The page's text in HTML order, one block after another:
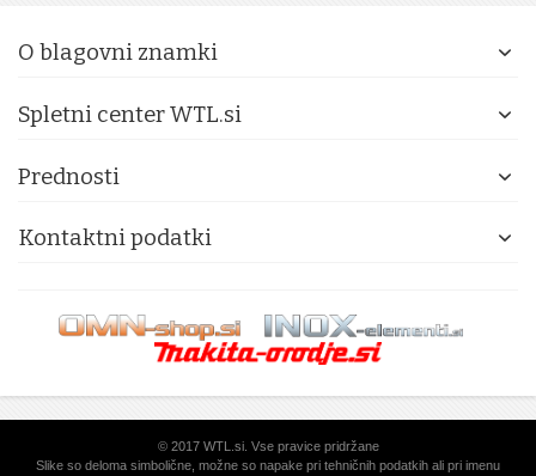
O blagovni znamki
Spletni center WTL.si
Prednosti
Kontaktni podatki
© 2017 WTL.si. Vse pravice pridržane
Slike so deloma simbolične, možne so napake pri tehničnih podatkih ali pri imenu